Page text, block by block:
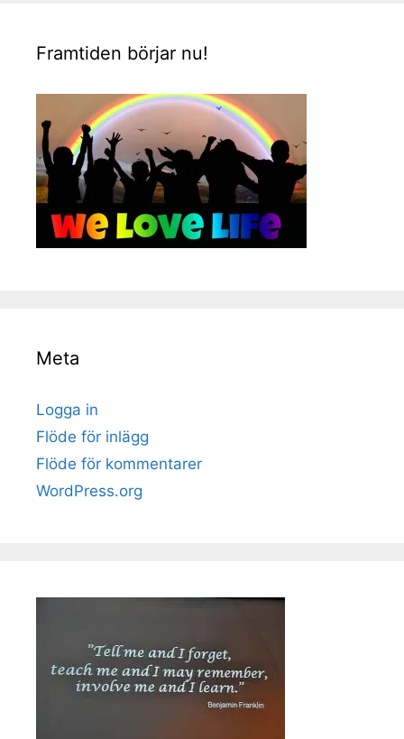
Framtiden börjar nu!
Meta
Logga in
Flöde för inlägg
Flöde för kommentarer
WordPress.org